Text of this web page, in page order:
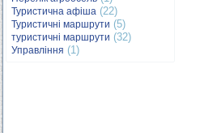
Туристична афіша (22)
Туристичні маршрути (5)
туристичні маршрути (32)
Управління (1)